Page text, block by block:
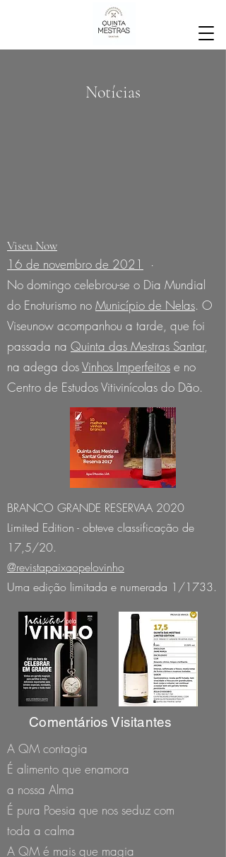
Notícias
Viseu Now
16 de novembro de 2021
·
No domingo celebrou-se o Dia Mundial
do Enoturismo no Município de Nelas. O
Viseunow acompanhou a tarde, que foi
passada na Quinta das Mestras Santar,
na adega dosVinhos Imperfeitos e no
Centro de Estudos Vitivinícolas do Dão.
BRANCO GRANDE RESERVAA 2020
Limited Edition - obteve classificação de
17,5/20.
@revistapaixaopelovinho
Uma edição limitada e numerada 1/1733.
Comentários Visitantes
A QM contagia
É alimento que enamora
a nossa Alma
É pura Poesia que nos seduz com
toda a calma
A QM é mais que magia